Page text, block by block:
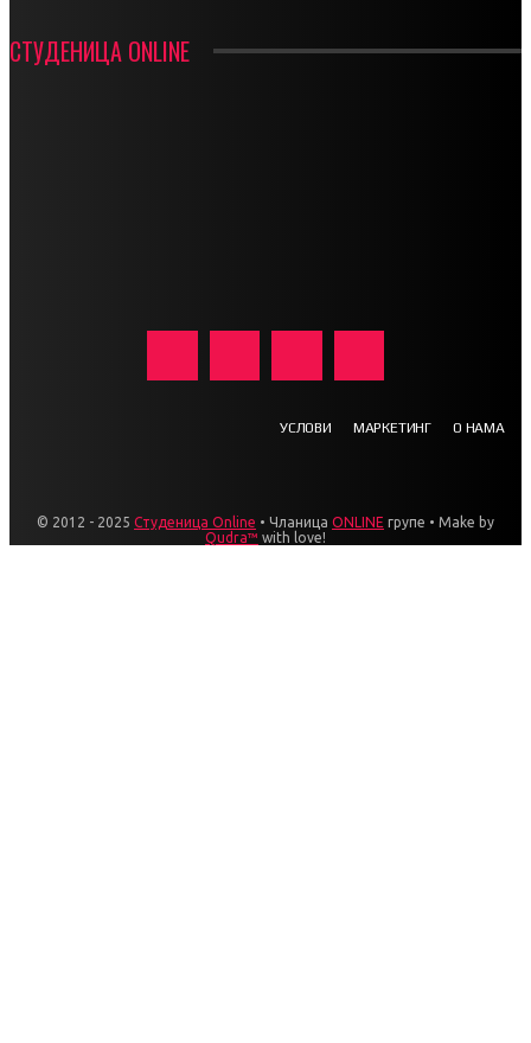
СТУДЕНИЦА ONLINE
УСЛОВИ МАРКЕТИНГ О НАМА
© 2012 - 2025 Студеница Online • Чланица ONLINE групе • Make by
Qudra™ with love!